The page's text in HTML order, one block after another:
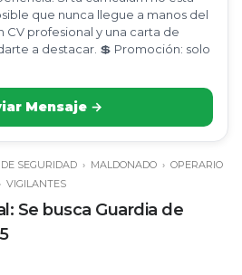
que nunca llegue a manos del
CV profesional y una carta de
a destacar. 💲 Promoción: solo
Mensaje →
SEGURIDAD › MALDONADO › OPERARIO
VIGILANTES
Se busca Guardia de